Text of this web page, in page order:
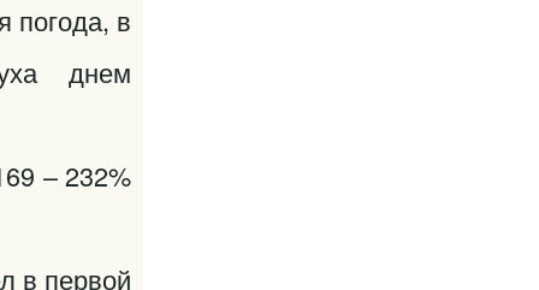
погода, в
днем
– 232%
в первой